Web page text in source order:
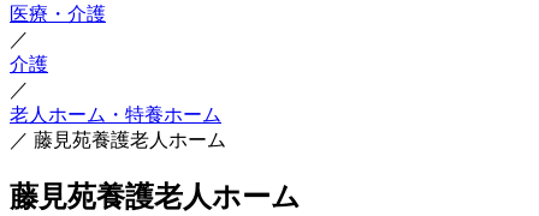
医療・介護
／
介護
／
老人ホーム・特養ホーム
／ 藤見苑養護老人ホーム
藤見苑養護老人ホーム